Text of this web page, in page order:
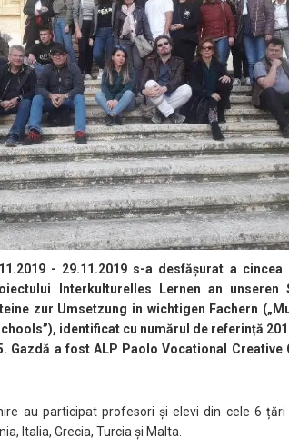
- 29.11.2019 s-a desfășurat a
Interkulturelles Lernen an unseren
zur Umsetzung in wichtigen Fachern
identificat cu numărul de referință
Gazdă a fost ALP Paolo Vocational Creative
au participat profesori și elevi din cele 6 țări
Italia, Grecia, Turcia și Malta.